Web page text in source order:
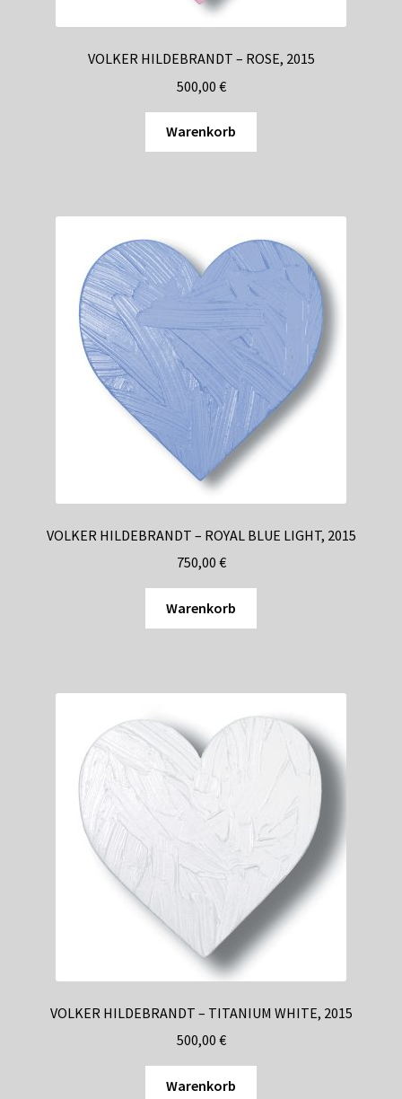
VOLKER HILDEBRANDT – ROSE, 2015
500,00 €
Warenkorb
VOLKER HILDEBRANDT – ROYAL BLUE LIGHT, 2015
750,00 €
Warenkorb
VOLKER HILDEBRANDT – TITANIUM WHITE, 2015
500,00 €
Warenkorb